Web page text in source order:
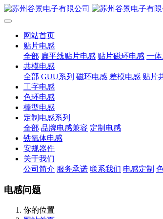
网站首页
贴片电感
全部 扁平线贴片电感 贴片磁环电感 一
共模电感
全部 GUU系列 磁环电感 差模电感 贴片
工字电感
色环电感
棒型电感
定制电感系列
全部 品牌电感兼容 定制电感
铁氧体电感
安规器件
关于我们
公司简介 服务承诺 联系我们 电感定制
电感问题
你的位置